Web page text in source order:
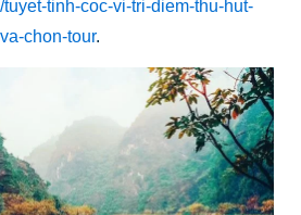
tinh-coc-vi-tri-diem-thu-hut-
chon-tour.